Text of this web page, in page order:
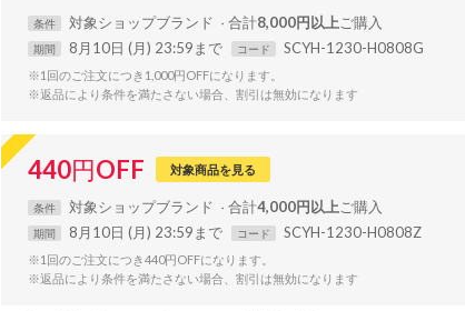
条件 対象ショップブランド 合計8,000円以上
期間 8月10日 (月) 23:59まで コード SCYH-1230-H0808G
※1回のご注文につき1,000円OFFになります。
※返品により条件を満たさない場合、割引は無効になります
440円OFF 対象商品を見る
条件 対象ショップブランド 合計4,000円以上
期間 8月10日 (月) 23:59まで コード SCYH-1230-H0808Z
※1回のご注文につき440円OFFになります。
※返品により条件を満たさない場合、割引は無効になります